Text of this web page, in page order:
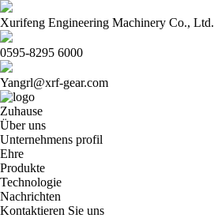
Xurifeng Engineering Machinery Co., Ltd.
0595-8295 6000
Yangrl@xrf-gear.com
Zuhause
Über uns
Unternehmens profil
Ehre
Produkte
Technologie
Nachrichten
Kontaktieren Sie uns